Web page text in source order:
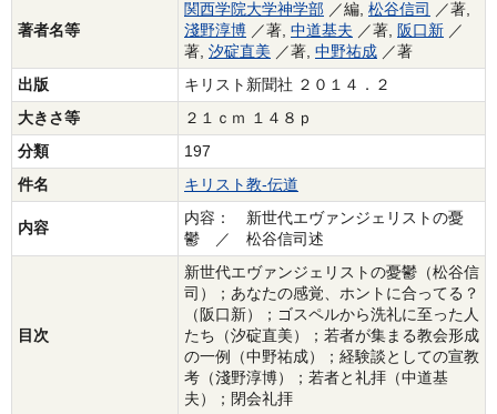
著者名等
関西学院大学神学部 ／編, 松谷信司
／著,
淺野淳博 ／著, 中道基夫 ／著, 阪口新 ／
著, 汐碇直美 ／著, 中野祐成 ／著
出版
キリスト新聞社 ２０１４．２
大きさ等
２１ｃｍ １４８ｐ
分類
197
件名
キリスト教‐伝道
内容
内容： 新世代エヴァンジェリストの憂
鬱 ／ 松谷信司述
目次
新世代エヴァンジェリストの憂鬱（松谷信
司）；あなたの感覚、ホントに合ってる？
（阪口新）；ゴスペルから洗礼に至った人
たち（汐碇直美）；若者が集まる教会形成
の一例（中野祐成）；経験談としての宣教
考（淺野淳博）；若者と礼拝（中道基
夫）；閉会礼拝